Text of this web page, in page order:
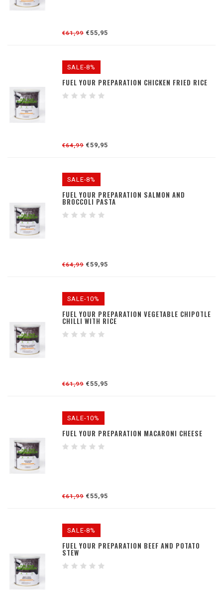
€61,99 €55,95
SALE-8%
FUEL YOUR PREPARATION CHICKEN FRIED RICE
€64,99 €59,95
SALE-8%
FUEL YOUR PREPARATION SALMON AND
BROCCOLI PASTA
€64,99 €59,95
SALE-10%
FUEL YOUR PREPARATION VEGETABLE CHIPOTLE
CHILLI WITH RICE
€61,99 €55,95
SALE-10%
FUEL YOUR PREPARATION MACARONI CHEESE
€61,99 €55,95
SALE-8%
FUEL YOUR PREPARATION BEEF AND POTATO
STEW